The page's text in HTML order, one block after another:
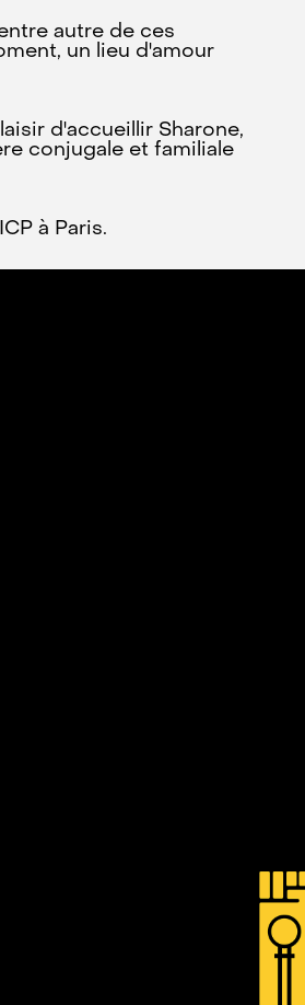
autre de ces
un lieu d'amour
d'accueillir Sharone,
conjugale et familiale
à Paris.